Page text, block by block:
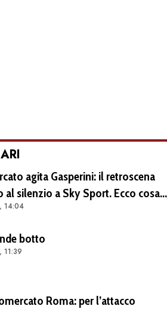
agita Gasperini: il retroscena
al silenzio a Sky Sport. Ecco cosa
dal meeting con la proprietà
14:04
botto
11:39
Roma: per l’attacco